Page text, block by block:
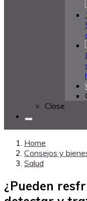
Close
Home
Consejos y
Salud
¿Pueden